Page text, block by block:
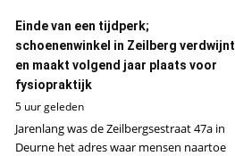
Einde van een tijdperk;
schoenenwinkel in Zeilberg verdwijnt
en maakt volgend jaar plaats voor
fysiopraktijk
5 uur geleden
Jarenlang was de Zeilbergsestraat 47a in
Deurne het adres waar mensen naartoe